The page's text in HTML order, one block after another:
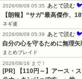
2026/08/09 05:35
あとで読む
【朗報】“サガ”最高傑作、
ネギ速
2026/08/09 05:39
あとで読む
自分の心を守るために無理
まとめブレイド
2026/08/16 まで！
[PR] 【110円～】アース・